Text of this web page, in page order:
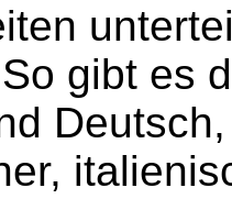
gibt es